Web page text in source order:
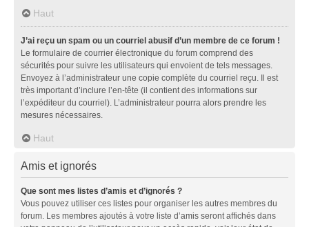
Haut
J’ai reçu un spam ou un courriel abusif d’un membre de ce forum !
Le formulaire de courrier électronique du forum comprend des
sécurités pour suivre les utilisateurs qui envoient de tels messages.
Envoyez à l’administrateur une copie complète du courriel reçu. Il est
très important d’inclure l’en-tête (il contient des informations sur
l’expéditeur du courriel). L’administrateur pourra alors prendre les
mesures nécessaires.
Haut
Amis et ignorés
Que sont mes listes d’amis et d’ignorés ?
Vous pouvez utiliser ces listes pour organiser les autres membres du
forum. Les membres ajoutés à votre liste d’amis seront affichés dans